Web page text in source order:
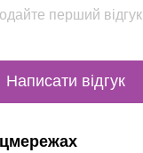
перший відгук
Написати відгук